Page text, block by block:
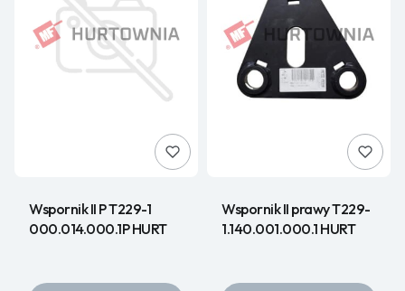
Wspornik II P T229-1
000.014.000.1P HURT
Wspornik II prawy T229-
1.140.001.000.1 HURT